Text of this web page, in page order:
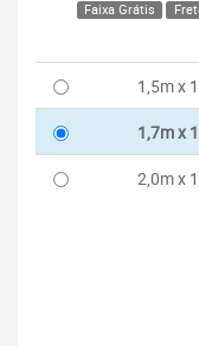
Faixa Grátis
1,5m x
1,7m x
2,0m x